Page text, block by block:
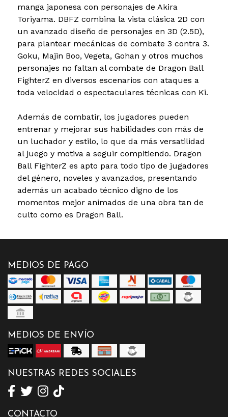
manga japonesa con personajes de Akira
Toriyama. DBFZ combina la vista clásica 2D con
un avanzado diseño de personajes en 3D (2.5D),
para plantear mecánicas de combate 3 contra 3.
Goku, Majin Boo, Vegeta, Gohan y otros muchos
personajes no faltan al combate de Dragon Ball
FighterZ en diversos escenarios con ataques a
toda velocidad o espectaculares técnicas con Ki.
Además de combatir, los jugadores pueden
entrenar y mejorar sus habilidades con más de
un luchador y estilo, lo que da más versatilidad
al juego y motiva a seguir compitiendo. Dragon
Ball FighterZ es apto para todo tipo de jugadores
del género, noveles y avanzados, presentando
además un acabado técnico digno de los
momentos mejor animados de una obra tan de
culto como es Dragon Ball.
MEDIOS DE PAGO
MEDIOS DE ENVÍO
NUESTRAS REDES SOCIALES
CONTACTO